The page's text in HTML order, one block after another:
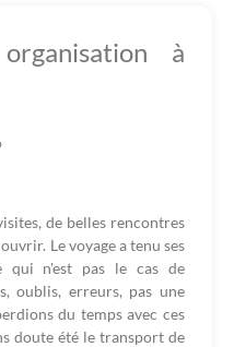
à
de belles rencontres
Le voyage a tenu ses
qui n'est pas le cas de
oublis, erreurs, pas une
du temps avec ces
doute été le transport de